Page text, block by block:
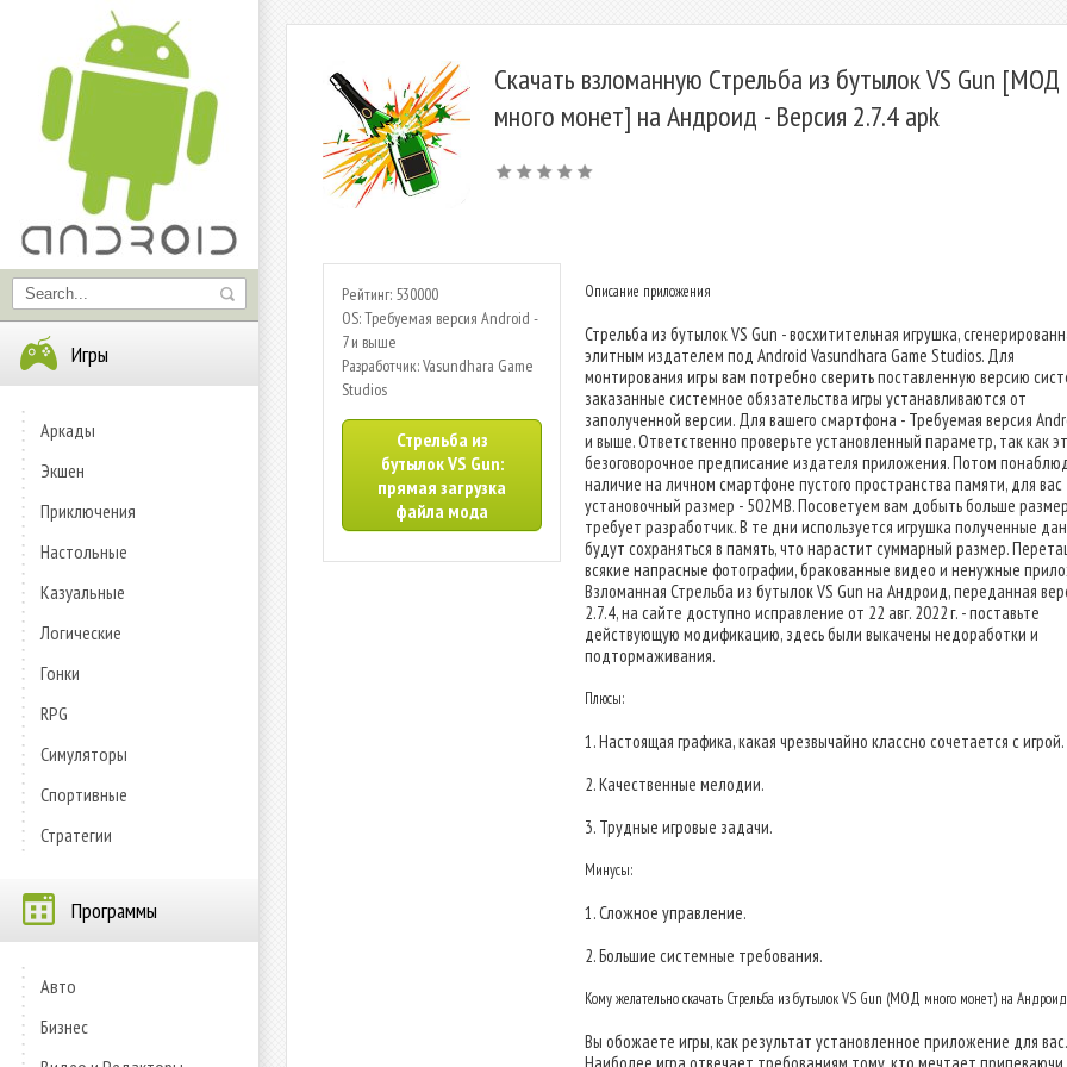
Игры
Аркады
Экшен
Приключения
Настольные
Казуальные
Логические
Гонки
RPG
Симуляторы
Спортивные
Стратегии
Программы
Авто
Бизнес
Скачать взломанную Стрельба из бутылок VS Gun [МОД
много монет] на Андроид - Версия 2.7.4 apk
Рейтинг: 530000
OS: Требуемая версия Android -
7 и выше
Разработчик: Vasundhara Game
Studios
Стрельба из
бутылок VS Gun:
прямая загрузка
файла мода
Описание приложения
Стрельба из бутылок VS Gun - восхитительная игрушка,
элитным издателем под Android Vasundhara Game Studios. Для
монтирования игры вам потребно сверить поставленную версию
заказанные системное обязательства игры устанавливаются от
заполученной версии. Для вашего смартфона - Требуемая версия
и выше. Ответственно проверьте установленный параметр, так как
безоговорочное предписание издателя приложения. Потом
наличие на личном смартфоне пустого пространства памяти, для вас
установочный размер - 502MB. Посоветуем вам добыть больше
требует разработчик. В те дни используется игрушка полученные
будут сохраняться в память, что нарастит суммарный размер.
всякие напрасные фотографии, бракованные видео и ненужные
Взломанная Стрельба из бутылок VS Gun на Андроид, переданная
2.7.4, на сайте доступно исправление от 22 авг. 2022 г. - поставьте
действующую модификацию, здесь были выкачены недоработки и
подтормаживания.
Плюсы:
1. Настоящая графика, какая чрезвычайно классно сочетается с игрой.
2. Качественные мелодии.
3. Трудные игровые задачи.
Минусы:
1. Сложное управление.
2. Большие системные требования.
Кому желательно скачать Стрельба из бутылок VS Gun (МОД много монет) на Андроид
Вы обожаете игры, как результат установленное приложение для вас.